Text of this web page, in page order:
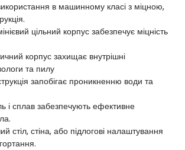
в машинному класі з міцною,
цільний корпус забезпечує міцність
корпус захищає внутрішні
та пилу
запобігає проникненню води та
і сплав забезпечують ефективне
стіл, стіна, або підлогові налаштування